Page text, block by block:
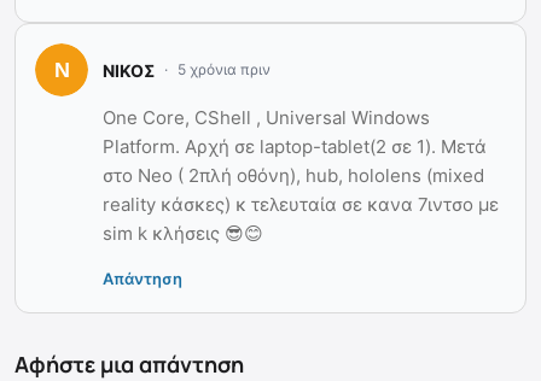
ΝΙΚΟΣ 5 χρόνια πριν
One Core, CShell , Universal Windows
Platform. Αρχή σε laptop-tablet(2 σε 1). Μετά
στο Neo ( 2πλή οθόνη), hub, hololens (mixed
reality κάσκες) κ τελευταία σε κανα 7ιντσο με
sim k κλήσεις 😎😊
Απάντηση
Αφήστε μια απάντηση